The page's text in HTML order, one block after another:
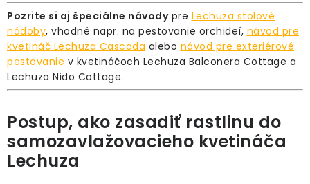
Pozrite si aj špeciálne návody pre Lechuza stolové
nádoby, vhodné napr. na pestovanie orchideí, návod pre
kvetináč Lechuza Cascada alebo návod pre exteriérové
pestovanie v kvetináčoch Lechuza Balconera Cottage a
Lechuza Nido Cottage.
Postup, ako zasadiť rastlinu do
samozavlažovacieho kvetináča
Lechuza